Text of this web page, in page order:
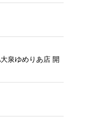
泉ゆめりあ店 開